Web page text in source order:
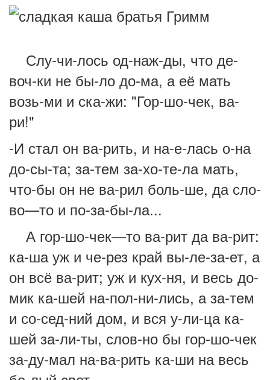
Слу-чи-лось од-наж-ды, что де-
воч-ки не бы-ло до-ма, а её мать
возь-ми и ска-жи: "Гор-шо-чек, ва-
ри!"
-И стал он ва-рить, и на-е-лась о-на
до-сы-та; за-тем за-хо-те-ла мать,
что-бы он не ва-рил боль-ше, да сло-
во—то и по-за-бы-ла...
А гор-шо-чек—то ва-рит да ва-рит:
ка-ша уж и че-рез край вы-ле-за-ет, а
он всё ва-рит; уж и кух-ня, и весь до-
мик ка-шей на-пол-ни-лись, а за-тем
и со-сед-ний дом, и вся у-ли-ца ка-
шей за-ли-ты, слов-но бы гор-шо-чек
за-ду-мал на-ва-рить ка-ши на весь